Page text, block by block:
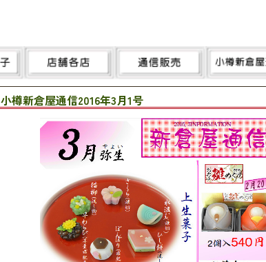
小樽新倉屋通信2016年3月1号